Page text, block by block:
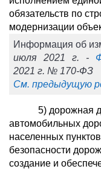
обязательств по
модернизации
Информация об
июля 2021 г. -
2021 г. № 170-ФЗ
См. предыдущую
5) дорожная
автомобильных
населенных
безопасности
создание и